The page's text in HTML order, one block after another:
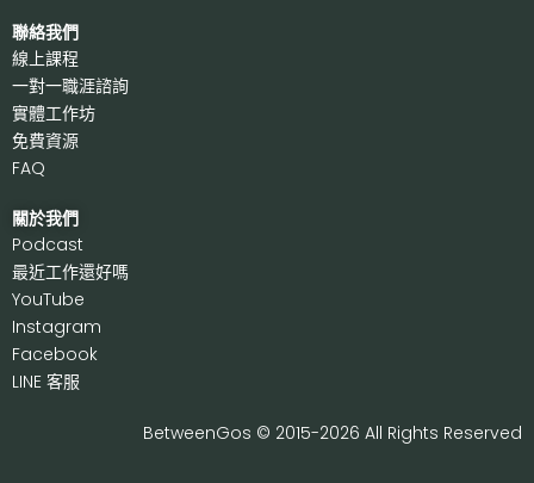
聯絡我們
線上課程
一對一職涯諮詢
實體工作坊
免費資源
FAQ
關於我們
Podcast
最近工作還好嗎
YouTube
Instagram
Facebook
LINE 客服
BetweenGos © 2015-2026 All Rights Reserved